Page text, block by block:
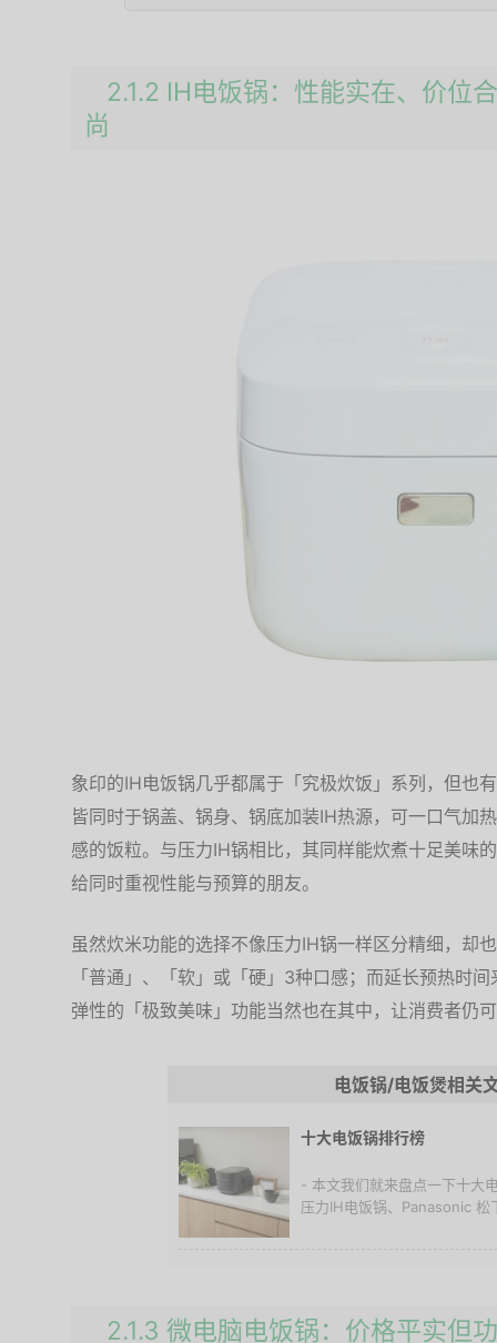
2.1.2 IH电饭锅：性能实在、价位
尚
象印的IH电饭锅几乎都属于「究极炊饭」系列，但也
皆同时于锅盖、锅身、锅底加装IH热源，可一口气加
感的饭粒。与压力IH锅相比，其同样能炊煮十足美味
给同时重视性能与预算的朋友。
虽然炊米功能的选择不像压力IH锅一样区分精细，却
「普通」、「软」或「硬」3种口感；而延长预热时
弹性的「极致美味」功能当然也在其中，让消费者仍
电饭锅/电饭煲相关
十大电饭锅排行榜
- 本文我们就来盘点一下十大
压力IH电饭锅、Panasonic 松
2.1.3 微电脑电饭锅：价格平实但